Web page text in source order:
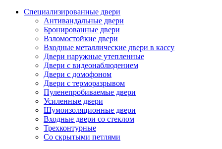
Специализированные двери
Антивандальные двери
Бронированные двери
Взломостойкие двери
Входные металлические двери в кассу
Двери наружные утепленные
Двери с видеонаблюдением
Двери с домофоном
Двери с терморазрывом
Пуленепробиваемые двери
Усиленные двери
Шумоизоляционные двери
Входные двери со стеклом
Трехконтурные
Со скрытыми петлями